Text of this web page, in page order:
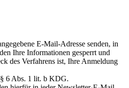
E-Mail-Adresse senden, in
Ihre Informationen gesperrt und
des Verfahrens ist, Ihre Anmeldung
6 Abs. 1 lit. b KDG.